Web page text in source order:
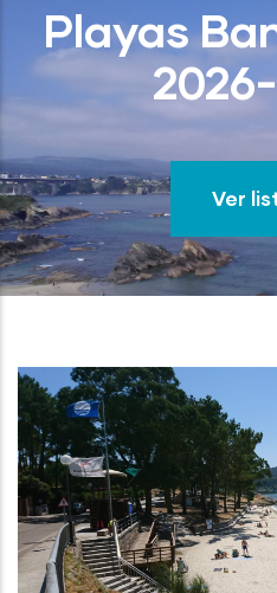
Playas
Ver